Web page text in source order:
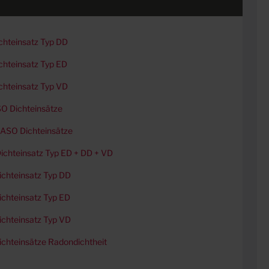
Typ DD
Typ ED
Typ VD
Dichteinsätze
Dichteinsätze
Typ ED + DD + VD
Typ DD
Typ ED
Typ VD
Radondichtheit